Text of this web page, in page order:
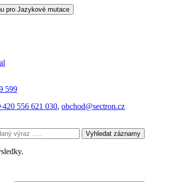
pro Jazykové mutace
599
556 621 030, obchod@sectron.cz
Vyhledat záznamy